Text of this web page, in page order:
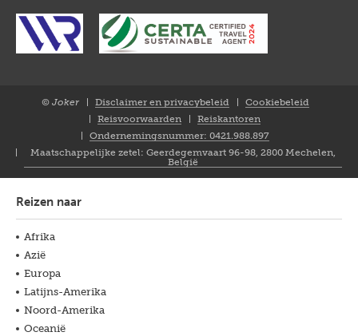
© Joker
Disclaimer en privacybeleid
Cookiebeleid
Reisvoorwaarden
Reiskantoren
Ondernemingsnummer: 0421.988.897
Maatschappelijke zetel: Geerdegemvaart 96-98, 2800 Mechelen,
België
Reizen naar
Afrika
Azië
Europa
Latijns-Amerika
Noord-Amerika
Oceanië